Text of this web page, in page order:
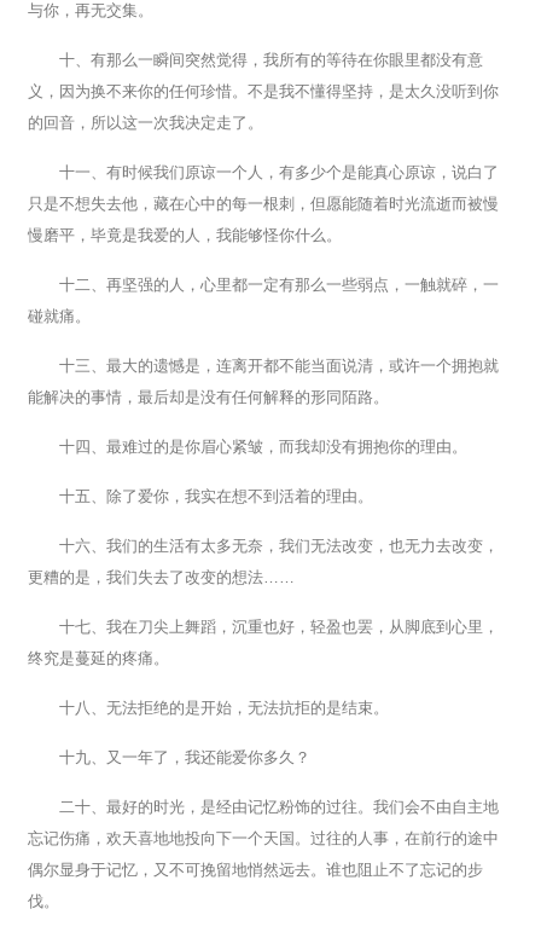
与你，再无交集。
十、有那么一瞬间突然觉得，我所有的等待在你眼里都没有意
义，因为换不来你的任何珍惜。不是我不懂得坚持，是太久没听到你
的回音，所以这一次我决定走了。
十一、有时候我们原谅一个人，有多少个是能真心原谅，说白了
只是不想失去他，藏在心中的每一根刺，但愿能随着时光流逝而被慢
慢磨平，毕竟是我爱的人，我能够怪你什么。
十二、再坚强的人，心里都一定有那么一些弱点，一触就碎，一
碰就痛。
十三、最大的遗憾是，连离开都不能当面说清，或许一个拥抱就
能解决的事情，最后却是没有任何解释的形同陌路。
十四、最难过的是你眉心紧皱，而我却没有拥抱你的理由。
十五、除了爱你，我实在想不到活着的理由。
十六、我们的生活有太多无奈，我们无法改变，也无力去改变，
更糟的是，我们失去了改变的想法……
十七、我在刀尖上舞蹈，沉重也好，轻盈也罢，从脚底到心里，
终究是蔓延的疼痛。
十八、无法拒绝的是开始，无法抗拒的是结束。
十九、又一年了，我还能爱你多久？
二十、最好的时光，是经由记忆粉饰的过往。我们会不由自主地
忘记伤痛，欢天喜地地投向下一个天国。过往的人事，在前行的途中
偶尔显身于记忆，又不可挽留地悄然远去。谁也阻止不了忘记的步
伐。